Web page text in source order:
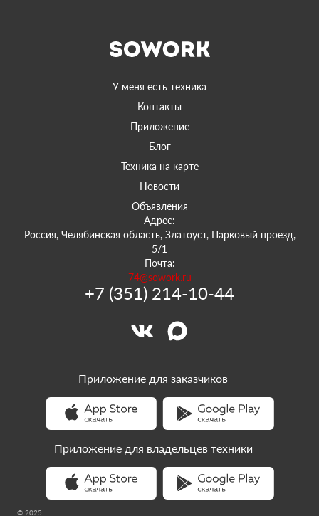
У меня есть техника
Контакты
Приложение
Блог
Техника на карте
Новости
Объявления
Адрес:
Россия, Челябинская область, Златоуст, Парковый проезд,
5/1
Почта:
74@sowork.ru
+7 (351) 214-10-44
© 2025
Приложение для заказчиков
Приложение для владельцев техники